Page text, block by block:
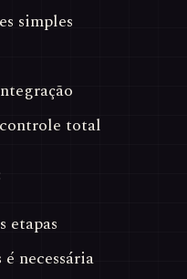
simples
total
etapas
necessária